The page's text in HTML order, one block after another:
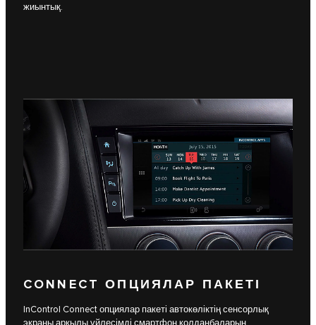
жиынтық.
CONNECT ОПЦИЯЛАР ПАКЕТІ
InControl Connect опциялар пакеті автокөліктің сенсорлық